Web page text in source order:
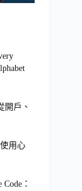
開戶、
用心
：